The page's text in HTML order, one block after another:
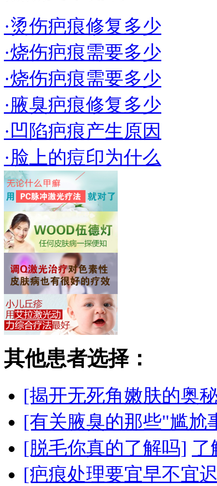
·烫伤疤痕修复多少
·烧伤疤痕需要多少
·烧伤疤痕需要多少
·腋臭疤痕修复多少
·凹陷疤痕产生原因
·脸上的痘印为什么
其他患者选择：
[揭开无死角嫩肤的奥
[有关腋臭的那些"尴尬
[脱毛你真的了解吗] 了
[疤痕处理要宜早不宜